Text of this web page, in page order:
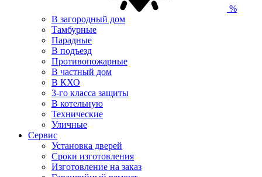
%
В загородный дом
Тамбурные
Парадные
В подъезд
Противопожарные
В частный дом
В КХО
3-го класса защиты
В котельную
Технические
Уличные
Сервис
Установка дверей
Сроки изготовления
Изготовление на заказ